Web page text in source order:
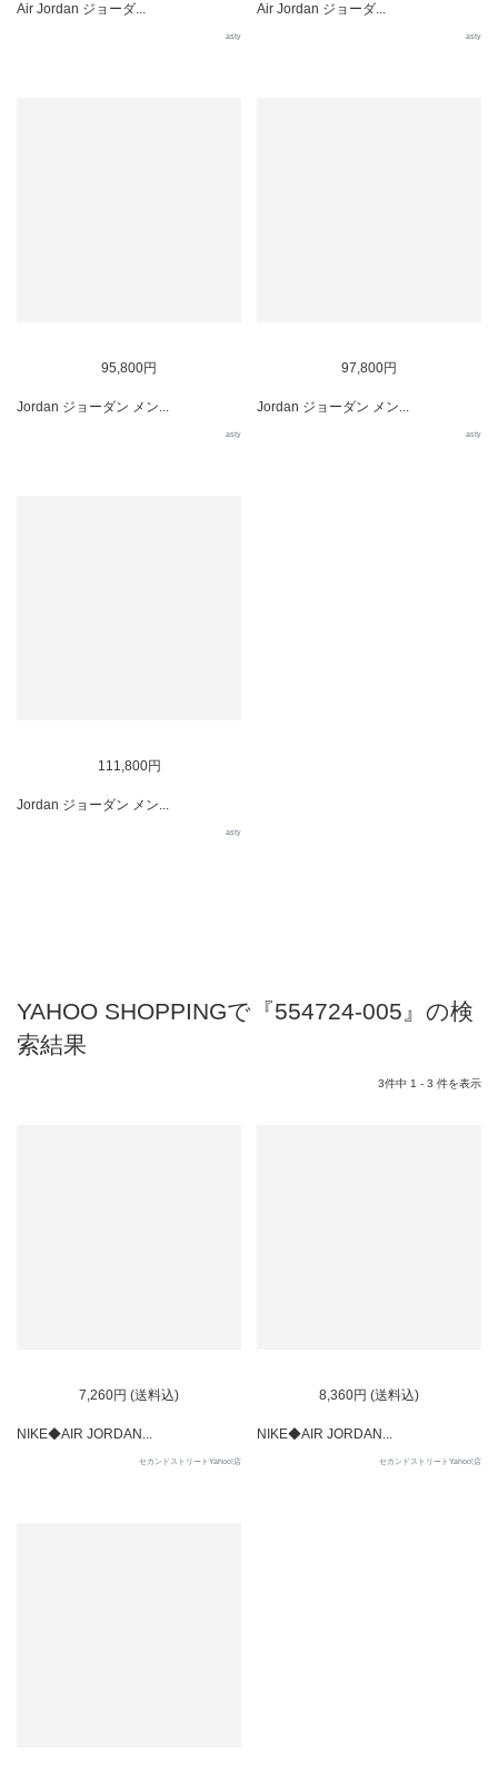
Air Jordan ジョーダ...
asty
Air Jordan ジョーダ...
asty
95,800円
Jordan ジョーダン メン...
asty
97,800円
Jordan ジョーダン メン...
asty
111,800円
Jordan ジョーダン メン...
asty
YAHOO SHOPPINGで『554724-005』の検
索結果
3件中 1 - 3 件を表示
7,260円 (送料込)
NIKE◆AIR JORDAN...
セカンドストリートYahoo!店
8,360円 (送料込)
NIKE◆AIR JORDAN...
セカンドストリートYahoo!店